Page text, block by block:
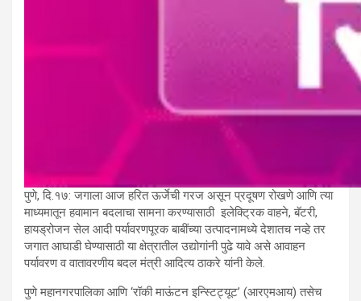
पुणे, दि.१७: जगाला आज हरित ऊर्जेची गरज असून प्रदूषण रोखणे आणि त्या
माध्यमातून हवामान बदलाचा सामना करण्यासाठी इलेक्ट्रिक वाहने, बॅटरी,
हायड्रोजन सेल आदी पर्यावरणपूरक बाबींच्या उत्पादनामध्ये देशातच नव्हे तर
जगात आघाडी घेण्यासाठी या क्षेत्रातील उद्योगांनी पुढे यावे असे आवाहन
पर्यावरण व वातावरणीय बदल मंत्री आदित्य ठाकरे यांनी केले.
पुणे महानगरपालिका आणि ‘रॉकी माऊंटन इन्स्टिट्यूट’ (आरएमआय) तसेच